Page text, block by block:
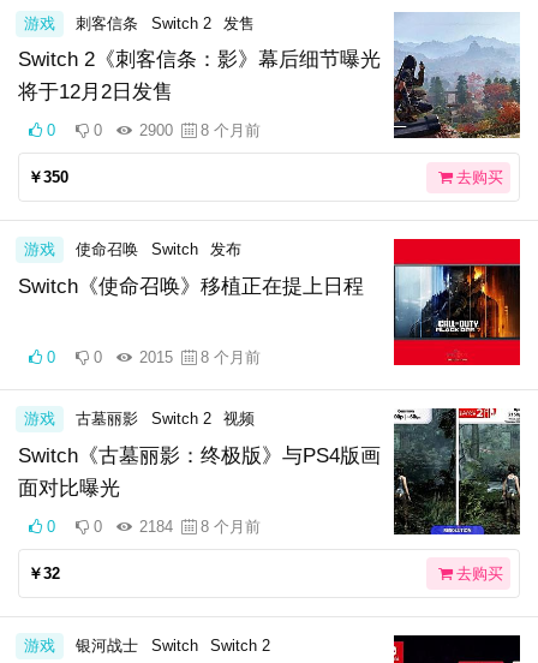
Switch 2《刺客信条：影》幕后细节曝光
将于12月2日发售
游戏 刺客信条 Switch 2 发售
0 0 2900 8 个月前
￥350 去购买
Switch《使命召唤》移植正在提上日程
游戏 使命召唤 Switch 发布
0 0 2015 8 个月前
Switch《古墓丽影：终极版》与PS4版画
面对比曝光
游戏 古墓丽影 Switch 2 视频
0 0 2184 8 个月前
￥32 去购买
游戏 银河战士 Switch Switch 2